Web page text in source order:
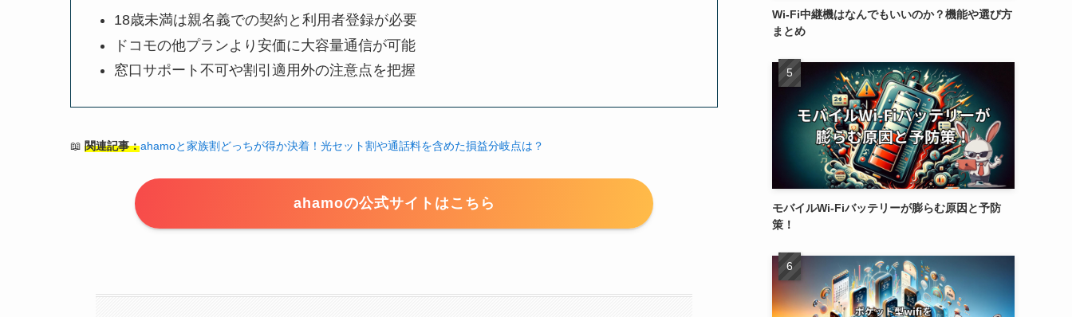
18歳未満は親名義での契約と利用者登録が必要
ドコモの他プランより安価に大容量通信が可能
窓口サポート不可や割引適用外の注意点を把握
📖 関連記事：ahamoと家族割どっちが得か決着！光セット割や通話料を含めた損益分岐点は？
ahamoの公式サイトはこちら
Wi-Fi中継機はなんでもいいのか？機能や選び方
まとめ
モバイルWi-Fiバッテリーが膨らむ原因と予防
策！